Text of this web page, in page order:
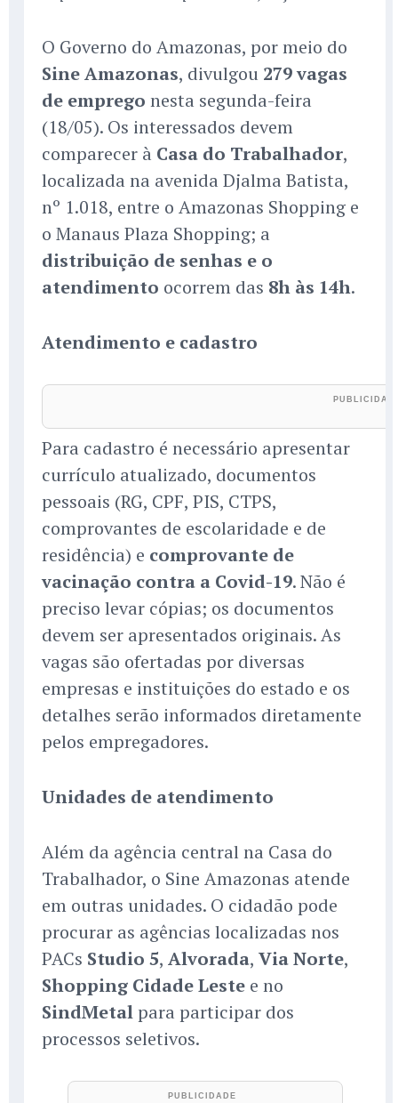
O Governo do Amazonas, por meio do
Sine Amazonas, divulgou 279 vagas
de emprego nesta segunda-feira
(18/05). Os interessados devem
comparecer à Casa do Trabalhador,
localizada na avenida Djalma Batista,
nº 1.018, entre o Amazonas Shopping e
o Manaus Plaza Shopping; a
distribuição de senhas e o
atendimento ocorrem das 8h às 14h.
Atendimento e cadastro
Para cadastro é necessário apresentar
currículo atualizado, documentos
pessoais (RG, CPF, PIS, CTPS,
comprovantes de escolaridade e de
residência) e comprovante de
vacinação contra a Covid-19. Não é
preciso levar cópias; os documentos
devem ser apresentados originais. As
vagas são ofertadas por diversas
empresas e instituições do estado e os
detalhes serão informados diretamente
pelos empregadores.
Unidades de atendimento
Além da agência central na Casa do
Trabalhador, o Sine Amazonas atende
em outras unidades. O cidadão pode
procurar as agências localizadas nos
PACs Studio 5, Alvorada, Via Norte,
Shopping Cidade Leste e no
SindMetal para participar dos
processos seletivos.